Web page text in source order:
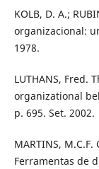
KOLB, D. A.;
organizacional:
1978.
LUTHANS, Fred.
organizational
p. 695. Set. 2002.
MARTINS,
Ferramentas de